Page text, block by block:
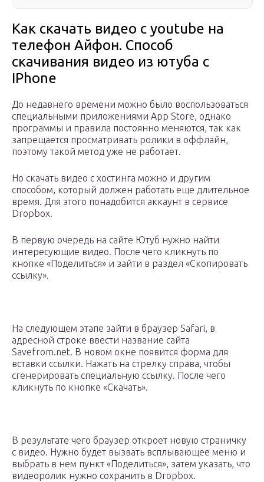
Как скачать видео с youtube на
телефон Айфон. Способ
скачивания видео из ютуба с
IPhone
До недавнего времени можно было воспользоваться
специальными приложениями App Store, однако
программы и правила постоянно меняются, так как
запрещается просматривать ролики в оффлайн,
поэтому такой метод уже не работает.
Но скачать видео с хостинга можно и другим
способом, который должен работать еще длительное
время. Для этого понадобится аккаунт в сервисе
Dropbox.
В первую очередь на сайте Ютуб нужно найти
интересующие видео. После чего кликнуть по
кнопке «Поделиться» и зайти в раздел «Скопировать
ссылку».
На следующем этапе зайти в браузер Safari, в
адресной строке ввести название сайта
Savefrom.net. В новом окне появится форма для
вставки ссылки. Нажать на стрелку справа, чтобы
сгенерировать специальную ссылку. После чего
кликнуть по кнопке «Скачать».
В результате чего браузер откроет новую страничку
с видео. Нужно будет вызвать всплывающее меню и
выбрать в нем пункт «Поделиться», затем указать, что
видеоролик нужно сохранить в Dropbox.